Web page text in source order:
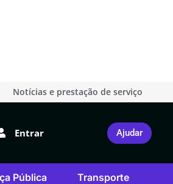
Notícias e prestação de serviço
Entrar Ajudar
Pública Transporte